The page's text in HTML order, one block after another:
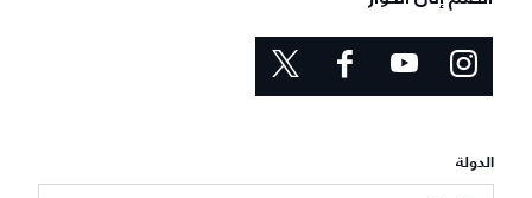
الدولة